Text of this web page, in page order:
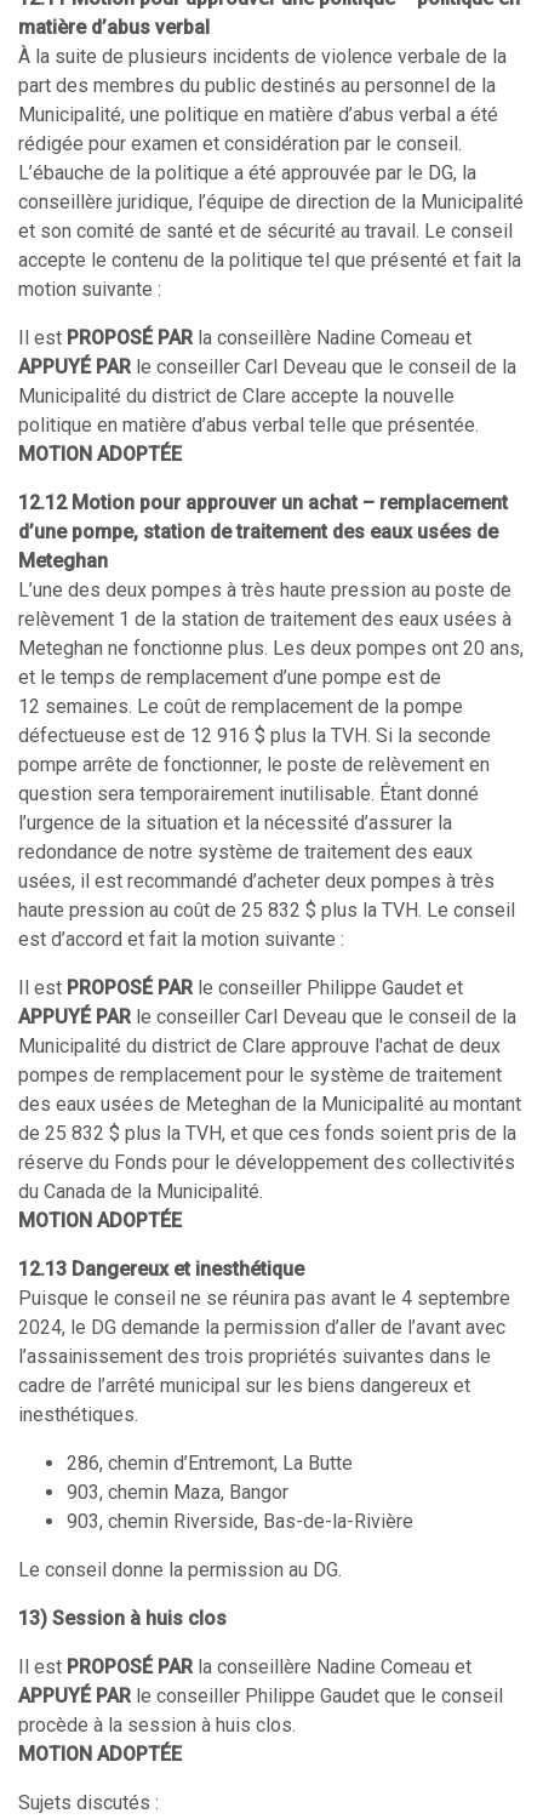
matière d’abus verbal
À la suite de plusieurs incidents de violence verbale de la
part des membres du public destinés au personnel de la
Municipalité, une politique en matière d’abus verbal a été
rédigée pour examen et considération par le conseil.
L’ébauche de la politique a été approuvée par le DG, la
conseillère juridique, l’équipe de direction de la Municipalité
et son comité de santé et de sécurité au travail. Le conseil
accepte le contenu de la politique tel que présenté et fait la
motion suivante :
Il est PROPOSÉ PAR la conseillère Nadine Comeau et
APPUYÉ PAR le conseiller Carl Deveau que le conseil de la
Municipalité du district de Clare accepte la nouvelle
politique en matière d’abus verbal telle que présentée.
MOTION ADOPTÉE
12.12 Motion pour approuver un achat – remplacement
d’une pompe, station de traitement des eaux usées de
Meteghan
L’une des deux pompes à très haute pression au poste de
relèvement 1 de la station de traitement des eaux usées à
Meteghan ne fonctionne plus. Les deux pompes ont 20 ans,
et le temps de remplacement d’une pompe est de
12 semaines. Le coût de remplacement de la pompe
défectueuse est de 12 916 $ plus la TVH. Si la seconde
pompe arrête de fonctionner, le poste de relèvement en
question sera temporairement inutilisable. Étant donné
l’urgence de la situation et la nécessité d’assurer la
redondance de notre système de traitement des eaux
usées, il est recommandé d’acheter deux pompes à très
haute pression au coût de 25 832 $ plus la TVH. Le conseil
est d’accord et fait la motion suivante :
Il est PROPOSÉ PAR le conseiller Philippe Gaudet et
APPUYÉ PAR le conseiller Carl Deveau que le conseil de la
Municipalité du district de Clare approuve l'achat de deux
pompes de remplacement pour le système de traitement
des eaux usées de Meteghan de la Municipalité au montant
de 25 832 $ plus la TVH, et que ces fonds soient pris de la
réserve du Fonds pour le développement des collectivités
du Canada de la Municipalité.
MOTION ADOPTÉE
12.13 Dangereux et inesthétique
Puisque le conseil ne se réunira pas avant le 4 septembre
2024, le DG demande la permission d’aller de l’avant avec
l’assainissement des trois propriétés suivantes dans le
cadre de l’arrêté municipal sur les biens dangereux et
inesthétiques.
286, chemin d’Entremont, La Butte
903, chemin Maza, Bangor
903, chemin Riverside, Bas-de-la-Rivière
Le conseil donne la permission au DG.
13) Session à huis clos
Il est PROPOSÉ PAR la conseillère Nadine Comeau et
APPUYÉ PAR le conseiller Philippe Gaudet que le conseil
procède à la session à huis clos.
MOTION ADOPTÉE
Sujets discutés :